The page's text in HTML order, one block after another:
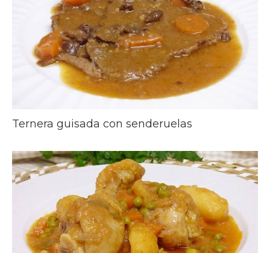
Ternera guisada con senderuelas